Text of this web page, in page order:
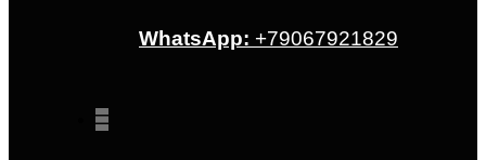
WhatsApp: +79067921829